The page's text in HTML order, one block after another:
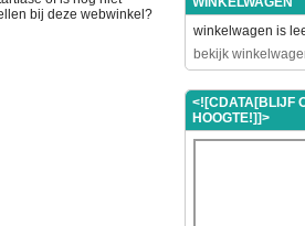
bij deze webwinkel?
winkelwagen is
bekijk
<![CDATA[BLIJF
HOOGTE!]]>